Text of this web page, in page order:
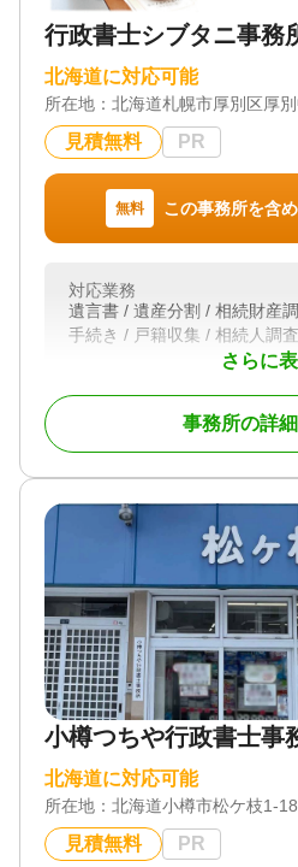
行政書士シブタニ事務
北海道に対応可能
所在地： 北海道札幌市厚別区厚
見積無料 PR
無料 この事務所を含
さらに
対応業務
遺言書 / 遺産分割 / 相続財産
手続き / 戸籍収集 / 相続人調査
訪問可 / 初回相談無料
事務所の詳
小樽つちや行政書士事
北海道に対応可能
所在地： 北海道小樽市松ケ枝1-
見積無料 PR